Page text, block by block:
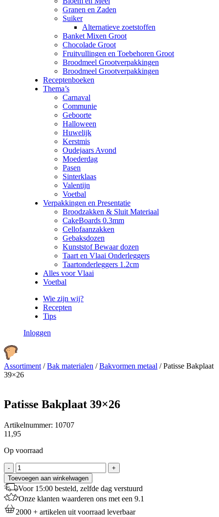
Granen en Zaden
Suiker
Alternatieve zoetstoffen
Banket Mixen Groot
Chocolade Groot
Fruitvullingen en Toebehoren Groot
Broodmeel Grootverpakkingen
Broodmeel Grootverpakkingen
Receptenboeken
Thema’s
Carnaval
Communie
Geboorte
Halloween
Huwelijk
Kerstmis
Oudejaars Avond
Moederdag
Pasen
Sinterklaas
Valentijn
Voetbal
Verpakkingen en Presentatie
Broodzakken & Sluit Materiaal
CakeBoards 0.3mm
Cellofaanzakken
Gebaksdozen
Kunststof Bewaar dozen
Taart en Vlaai Onderleggers
Taartonderleggers 1.2cm
Alles voor Vlaai
Voetbal
Wie zijn wij?
Recepten
Tips
Inloggen
Assortiment /Bak materialen /Bakvormen metaal /Patisse Bakplaat
39×26
Patisse Bakplaat 39×26
Artikelnummer: 10707
11,95
Op voorraad
-
Patisse
Bakplaat
39x26
aantal
+
Toevoegen aan winkelwagen
Voor 15:00 besteld, zelfde dag verstuurd
Onze klanten waarderen ons met een 9.1
2000 + artikelen uit voorraad leverbaar